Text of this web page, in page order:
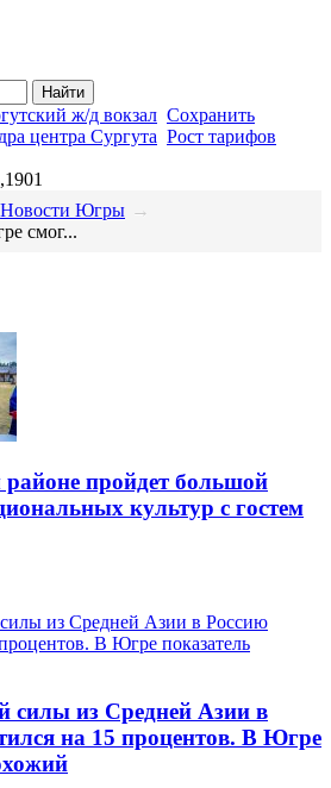
Найти
ж/д вокзал Сохранить
центра Сургута Рост тарифов
Новости Югры →
смог...
пройдет большой
культур с гостем
силы из Средней Азии в
на 15 процентов. В Югре